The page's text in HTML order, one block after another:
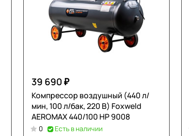
39 690 ₽
Компрессор воздушный (440 л/
мин, 100 л/бак, 220 В) Foxweld
AEROMAX 440/100 НР 9008
0 Есть в наличии